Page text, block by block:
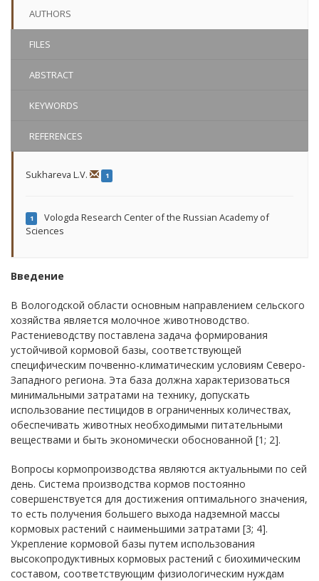
AUTHORS
FILES
ABSTRACT
KEYWORDS
REFERENCES
Sukhareva L.V. 1
1
Vologda Research Center of the Russian Academy of
Sciences
Введение
В Вологодской области основным направлением сельского
хозяйства является молочное животноводство.
Растениеводству поставлена задача формирования
устойчивой кормовой базы, соответствующей
специфическим почвенно-климатическим условиям Северо-
Западного региона. Эта база должна характеризоваться
минимальными затратами на технику, допускать
использование пестицидов в ограниченных количествах,
обеспечивать животных необходимыми питательными
веществами и быть экономически обоснованной [1; 2].
Вопросы кормопроизводства являются актуальными по сей
день. Система производства кормов постоянно
совершенствуется для достижения оптимального значения,
то есть получения большего выхода надземной массы
кормовых растений с наименьшими затратами [3; 4].
Укрепление кормовой базы путем использования
высокопродуктивных кормовых растений с биохимическим
составом, соответствующим физиологическим нуждам